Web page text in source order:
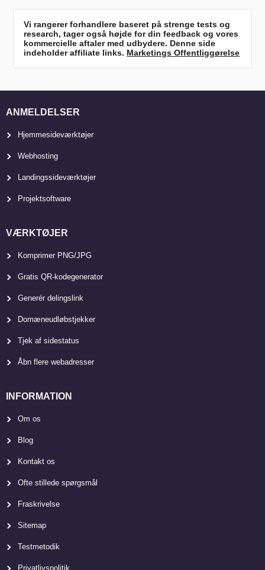
Vi rangerer forhandlere baseret på strenge tests og
research, tager også højde for din feedback og vores
kommercielle aftaler med udbydere. Denne side
indeholder affiliate links. Marketings Offentliggørelse
ANMELDELSER
Hjemmesideværktøjer
Webhosting
Landingssideværktøjer
Projektsoftware
VÆRKTØJER
Komprimer PNG/JPG
Gratis QR-kodegenerator
Generér delingslink
Domæneudløbstjekker
Tjek af sidestatus
Åbn flere webadresser
INFORMATION
Om os
Blog
Kontakt os
Ofte stillede spørgsmål
Fraskrivelse
Sitemap
Testmetodik
Privatlivspolitik